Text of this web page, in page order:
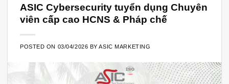
ASIC Cybersecurity tuyển dụng Chuyên
viên cấp cao HCNS & Pháp chế
POSTED ON 03/04/2026 BYASIC MARKETING